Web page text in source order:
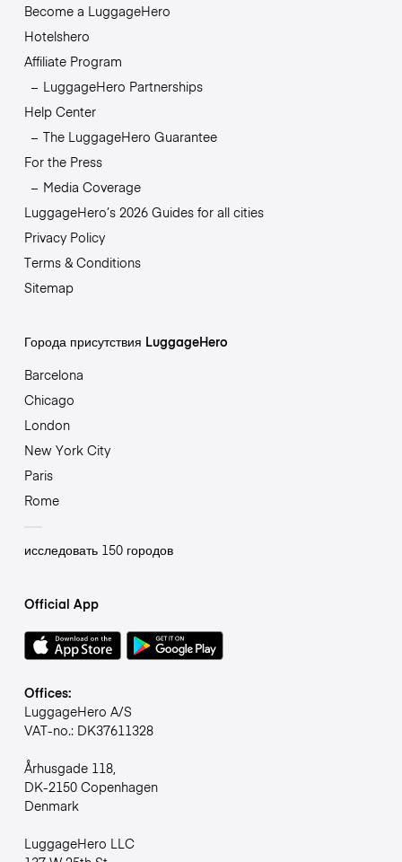
Become a LuggageHero
Hotelshero
Affiliate Program
LuggageHero Partnerships
Help Center
The LuggageHero Guarantee
For the Press
Media Coverage
LuggageHero’s 2026 Guides for all cities
Privacy Policy
Terms & Conditions
Sitemap
Города присутствия LuggageHero
Barcelona
Chicago
London
New York City
Paris
Rome
исследовать 150 городов
Official App
Offices:
LuggageHero A/S
VAT-no.: DK37611328
Århusgade 118,
DK-2150 Copenhagen
Denmark
LuggageHero LLC